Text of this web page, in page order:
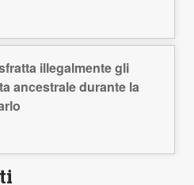
illegalmente gli
ancestrale durante la